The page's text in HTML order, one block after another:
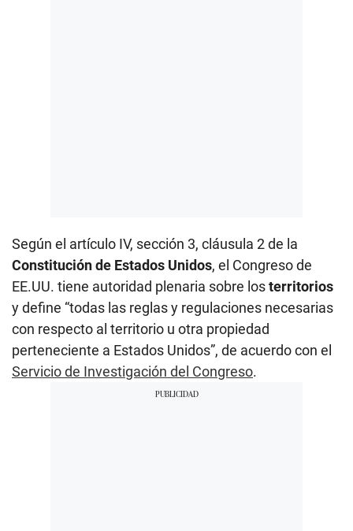
Según el artículo IV, sección 3, cláusula 2 de la
Constitución de Estados Unidos, el Congreso de
EE.UU. tiene autoridad plenaria sobre losterritorios
y define “todas las reglas y regulaciones necesarias
con respecto al territorio u otra propiedad
perteneciente a Estados Unidos”, de acuerdo con el
Servicio de Investigación del Congreso.